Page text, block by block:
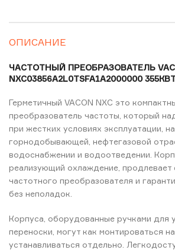
ОПИСАНИЕ
ЧАСТОТНЫЙ ПРЕОБРАЗОВАТЕЛЬ
NXC03856A2L0TSFA1A2000000
Герметичный VACON NXC это
преобразователь частоты, который
при жестких условиях эксплуатации,
горнодобывающей, нефтегазовой
водоснабжении и водоотведении.
реализующий охлаждение,
частотного преобразователя и
без неполадок.
Корпуса, оборудованные ручками для
переноски, могут как монтироваться
устанавливаться отдельно.